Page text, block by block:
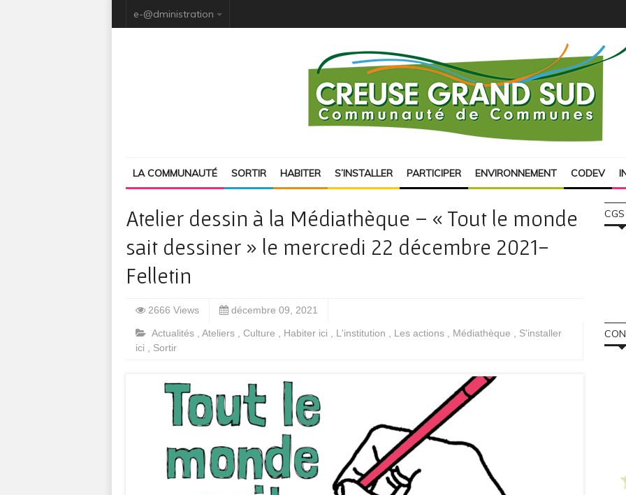
e-@dministration
LA COMMUNAUTÉ SORTIR HABITER S’INSTALLER PARTICIPER ENVIRONNEMENT CODEV
Atelier dessin à la Médiathèque – « Tout le monde
sait dessiner » le mercredi 22 décembre 2021-
Felletin
2666 Views décembre 09, 2021
Actualités Ateliers Culture Habiter ici L'institution Les actions Médiathèque
S'installer
ici
Sortir